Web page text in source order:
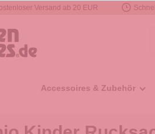
springen
Versand ab 20 EUR
Accessoires & Zubehör